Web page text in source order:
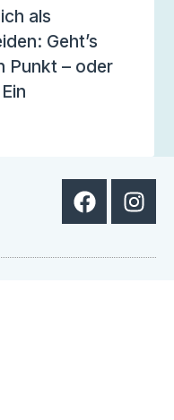
als
Geht’s
Punkt – oder